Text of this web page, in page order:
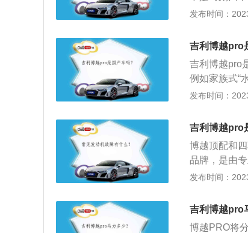
中表现也很
不是很好，
度高，呈现
富：博越丰
殊路况时，
型suv，该
率和255nm
且使用了铝
为4544毫米
发布时间：
吉利博越pro
吉利博越pro
例如家族式“
来自于西湖
SUV，甚至
反应线性且
博越的底盘
牌汽车工程
稳，并在舒
发布时间：
吉利博越pro
博越顶配和
品牌，是由
乐效果一般
系统频率：
z、16kHz。
发布时间：
吉利博越pro
博越PRO将